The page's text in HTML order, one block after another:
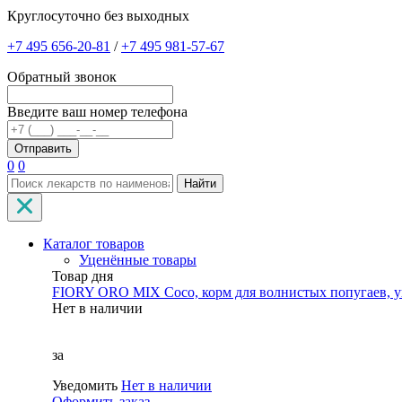
Круглосуточно без выходных
+7 495 656-20-81 /+7 495 981-57-67
Обратный звонок
Введите ваш номер телефона
0 0
Найти
Каталог товаров
Уценённые товары
Товар дня
FIORY ORO MIX Coco, корм для волнистых попугаев,
Нет в наличии
за
Уведомить Нет в наличии